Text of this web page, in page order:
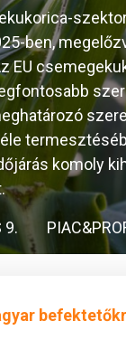
ben,
EU
komoly
9.